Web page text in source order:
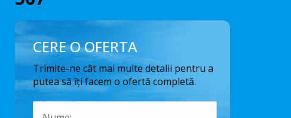
CERE O OFERTA
Trimite-ne cât mai multe detalii pentru a
putea să îți facem o ofertă completă.